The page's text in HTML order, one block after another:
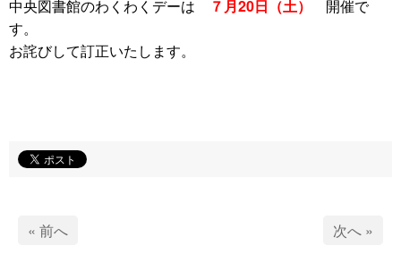
中央図書館のわくわくデーは ７月20日（土）
開催で
す。
お詫びして訂正いたします。
« 前へ 次へ »